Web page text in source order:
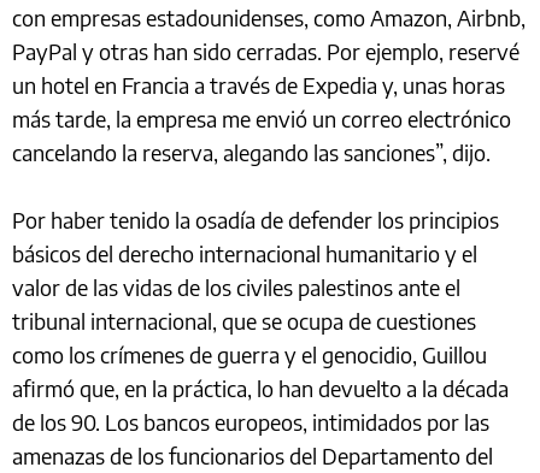
con empresas estadounidenses, como Amazon, Airbnb,
PayPal y otras han sido cerradas. Por ejemplo, reservé
un hotel en Francia a través de Expedia y, unas horas
más tarde, la empresa me envió un correo electrónico
cancelando la reserva, alegando las sanciones”, dijo.
Por haber tenido la osadía de defender los principios
básicos del derecho internacional humanitario y el
valor de las vidas de los civiles palestinos ante el
tribunal internacional, que se ocupa de cuestiones
como los crímenes de guerra y el genocidio, Guillou
afirmó que, en la práctica, lo han devuelto a la década
de los 90. Los bancos europeos, intimidados por las
amenazas de los funcionarios del Departamento del